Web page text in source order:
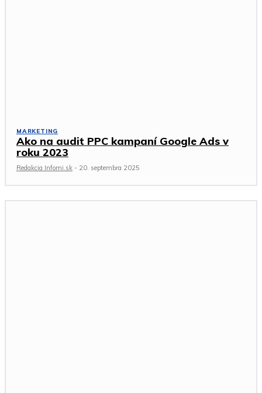
MARKETING
Ako na audit PPC kampaní Google Ads v
roku 2023
Redakcia Infomi.sk - 20. septembra 2025